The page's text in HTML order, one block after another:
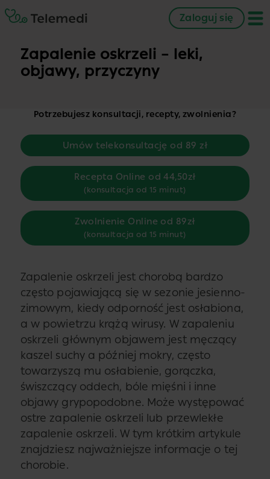
Zaloguj się
Zapalenie oskrzeli – leki,
objawy, przyczyny
Potrzebujesz konsultacji, recepty, zwolnienia?
Umów telekonsultację od 89 zł
Recepta Online od 44,50zł
(konsultacja od 15 minut)
Zwolnienie Online od 89zł
(konsultacja od 15 minut)
Zapalenie oskrzeli jest chorobą bardzo
często pojawiającą się w sezonie jesienno-
zimowym, kiedy odporność jest osłabiona,
a w powietrzu krążą wirusy. W zapaleniu
oskrzeli głównym objawem jest męczący
kaszel suchy a później mokry, często
towarzyszą mu osłabienie, gorączka,
świszczący oddech, bóle mięśni i inne
objawy grypopodobne. Może występować
ostre zapalenie oskrzeli lub przewlekłe
zapalenie oskrzeli. W tym krótkim artykule
znajdziesz najważniejsze informacje o tej
chorobie.